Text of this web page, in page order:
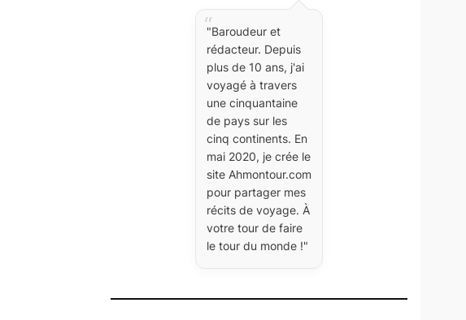
"Baroudeur et
rédacteur. Depuis
plus de 10 ans, j'ai
voyagé à travers
une cinquantaine
de pays sur les
cinq continents. En
mai 2020, je crée le
site Ahmontour.com
pour partager mes
récits de voyage. À
votre tour de faire
le tour du monde !"